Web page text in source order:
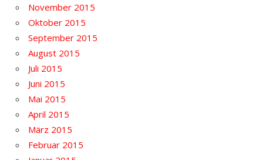
November 2015
Oktober 2015
September 2015
August 2015
Juli 2015
Juni 2015
Mai 2015
April 2015
März 2015
Februar 2015